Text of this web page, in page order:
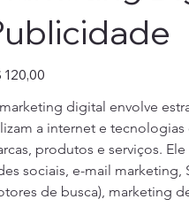
120,00
digital envolve
a internet e
produtos e serviços.
sociais, e-mail marketing,
de busca), marketing